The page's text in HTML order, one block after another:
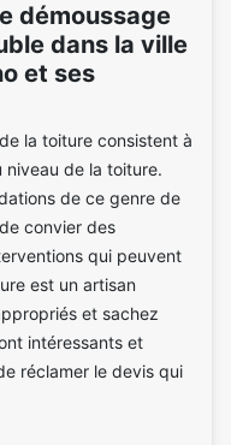
démoussage
dans la ville
et ses
la toiture consistent à
niveau de la toiture.
de ce genre de
convier des
qui peuvent
est un artisan
et sachez
intéressants et
réclamer le devis qui